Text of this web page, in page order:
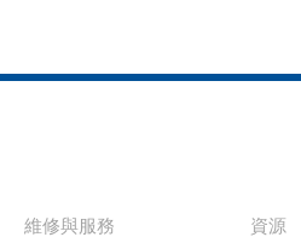
維修與服務 資源